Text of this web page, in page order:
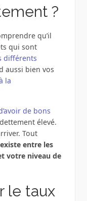
?
qu’il
qui sont
différents
aussi bien vos
la
de bons
élevé.
Tout
entre les
votre niveau de
le taux